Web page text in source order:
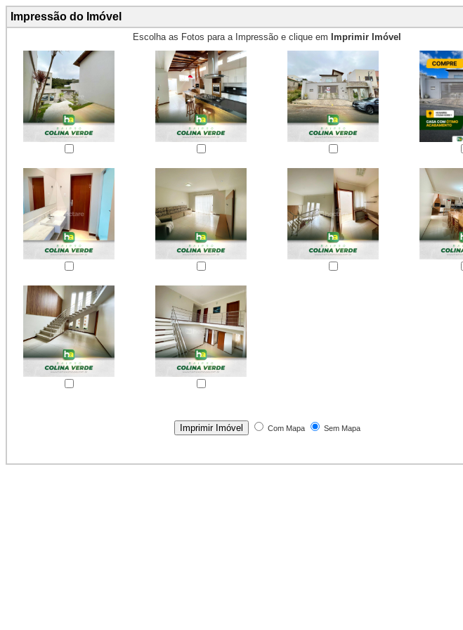
Impressão do Imóvel
Escolha as Fotos para a Impressão e clique em Imprimir Imóvel
Com Mapa Sem Mapa